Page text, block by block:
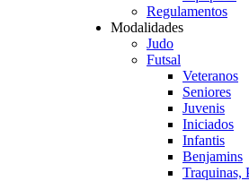
Regulamentos
Modalidades
Judo
Futsal
Veteranos
Seniores
Juvenis
Iniciados
Infantis
Benjamins
Traquinas,